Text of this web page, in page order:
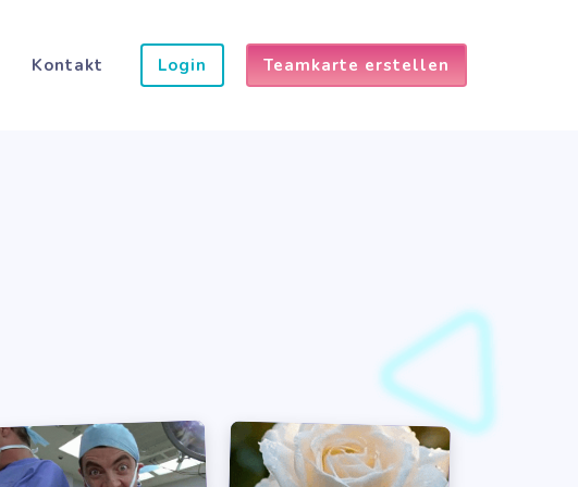
Kontakt Login Teamkarte erstellen